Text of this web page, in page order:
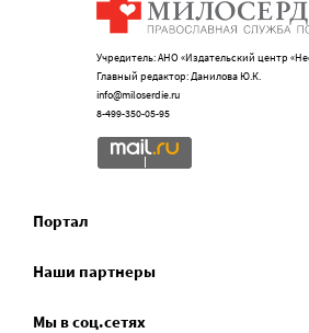
Учредитель: АНО «Издательский центр
Главный редактор: Данилова Ю.К.
info@miloserdie.ru
8-499-350-05-95
Портал
Наши партнеры
Мы в соц.сетях